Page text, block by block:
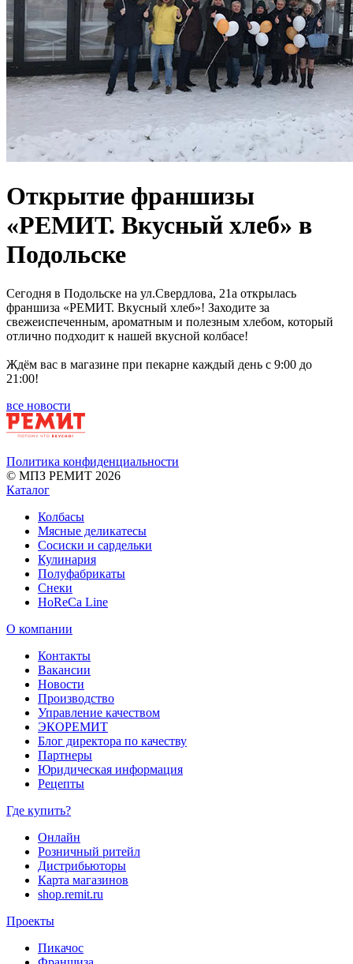
Открытие франшизы
«РЕМИТ. Вкусный хлеб» в
Подольске
Сегодня в Подольске на ул.Свердлова, 21а открылась
франшиза «РЕМИТ. Вкусный хлеб»! Заходите за
свежеиспеченным, ароматным и полезным хлебом, который
отлично подходит к нашей вкусной колбасе!
Ждём вас в магазине при пекарне каждый день с 9:00 до
21:00!
все новости
Политика конфиденциальности
© МПЗ РЕМИТ 2026
Каталог
Колбасы
Мясные деликатесы
Сосиски и сардельки
Кулинария
Полуфабрикаты
Снеки
HoReCa Line
О компании
Контакты
Вакансии
Новости
Производство
Управление качеством
ЭКОРЕМИТ
Блог директора по качеству
Партнеры
Юридическая информация
Рецепты
Где купить?
Онлайн
Розничный ритейл
Дистрибьюторы
Карта магазинов
shop.remit.ru
Проекты
Пикачос